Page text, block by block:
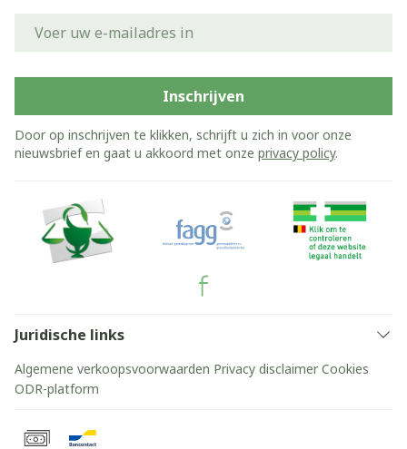
Inschrijven
Door op inschrijven te klikken, schrijft u zich in voor onze
nieuwsbrief en gaat u akkoord met onze privacy policy.
Juridische links
Algemene verkoopsvoorwaarden Privacy disclaimer Cookies
ODR-platform